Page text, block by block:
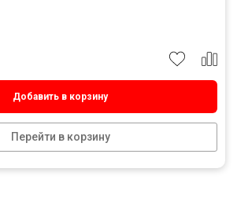
Добавить в корзину
Перейти в корзину